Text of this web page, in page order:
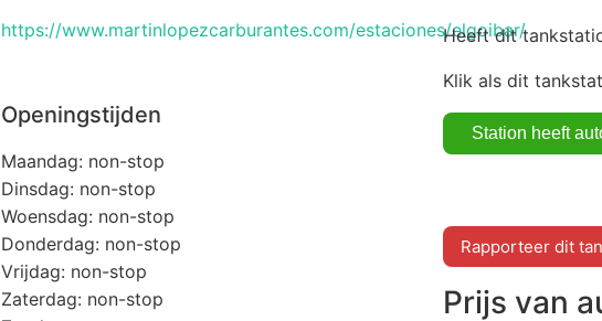
https://www.martinlopezcarburantes.com/estaciones/elgoibar/
Openingstijden
Maandag: non-stop
Dinsdag: non-stop
Woensdag: non-stop
Donderdag: non-stop
Vrijdag: non-stop
Zaterdag: non-stop
Heeft dit
Klik als dit
Rapporteer dit
Prijs van